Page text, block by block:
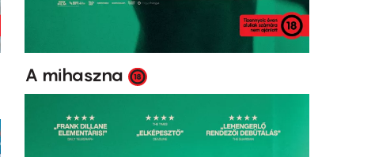
A mihaszna